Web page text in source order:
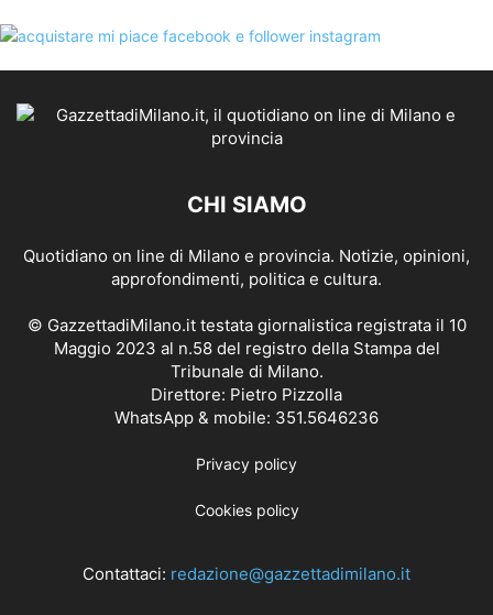
CHI SIAMO
Quotidiano on line di Milano e provincia. Notizie, opinioni,
approfondimenti, politica e cultura.
© GazzettadiMilano.it testata giornalistica registrata il 10
Maggio 2023 al n.58 del registro della Stampa del
Tribunale di Milano.
Direttore: Pietro Pizzolla
WhatsApp & mobile: 351.5646236
Privacy policy
Cookies policy
Contattaci: redazione@gazzettadimilano.it